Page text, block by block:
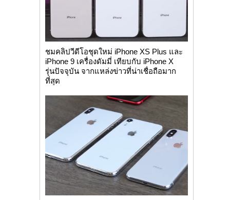
ชมคลิปวีดีโอชุดใหม่ iPhone XS Plus และ
iPhone 9 เครื่องดัมมี่ เทียบกับ iPhone X
รุ่นปัจจุบัน จากแหล่งข่าวที่น่าเชื่อถือมาก
ที่สุด